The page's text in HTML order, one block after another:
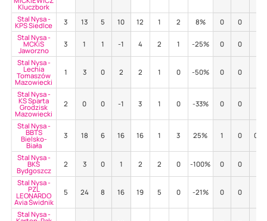
Kluczbork
Stal Nysa -
KPS Siedlce 3 13 5 10 12 1 2 8% 0 0
Stal Nysa -
MCKiS
Jaworzno
3 1 1 -1 4 2 1 -25% 0 0
Stal Nysa -
Lechia
Tomaszów
Mazowiecki
1 3 0 2 2 1 0 -50% 0 0
Stal Nysa -
KS Sparta
Grodzisk
Mazowiecki
2 0 0 -1 3 1 0 -33% 0 0
Stal Nysa -
BBTS
Bielsko-
Biała
3 18 6 16 16 1 3 25% 1 0 0%
Stal Nysa -
BKS
Bydgoszcz
2 3 0 1 2 2 0 -100% 0 0
Stal Nysa -
PZL
LEONARDO
Avia Świdnik
5 24 8 16 19 5 0 -21% 0 0
Stal Nysa -